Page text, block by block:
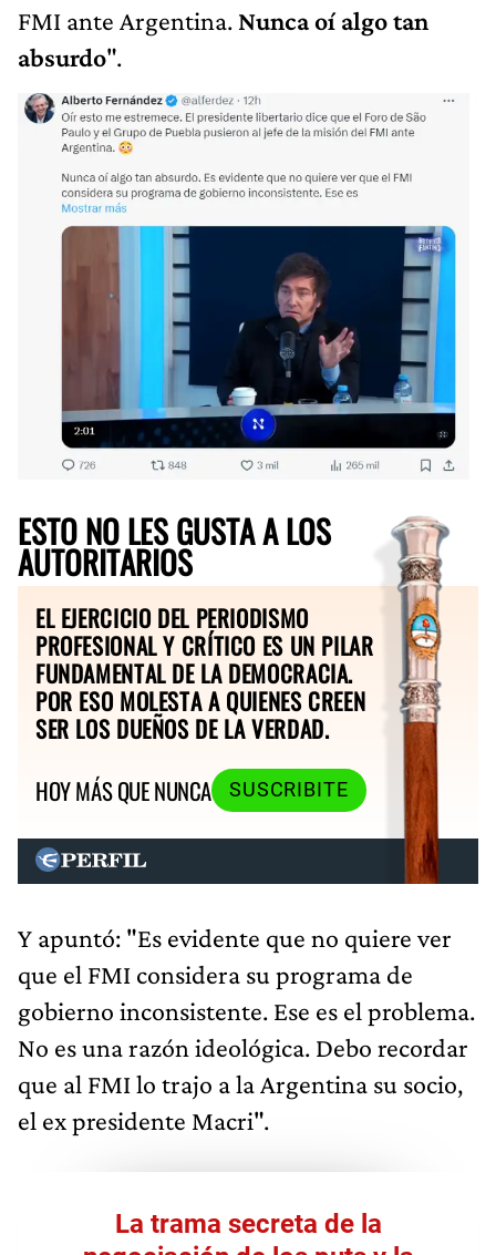
FMI ante Argentina. Nunca oí algo tan
absurdo".
ESTO NO LES GUSTA A LOS
AUTORITARIOS
EL EJERCICIO DEL PERIODISMO
PROFESIONAL Y CRÍTICO ES UN PILAR
FUNDAMENTAL DE LA DEMOCRACIA.
POR ESO MOLESTA A QUIENES CREEN
SER LOS DUEÑOS DE LA VERDAD.
HOY MÁS QUE NUNCA
SUSCRIBITE
Y apuntó: "Es evidente que no quiere ver
que el FMI considera su programa de
gobierno inconsistente. Ese es el problema.
No es una razón ideológica. Debo recordar
que al FMI lo trajo a la Argentina su socio,
el ex presidente Macri".
La trama secreta de la